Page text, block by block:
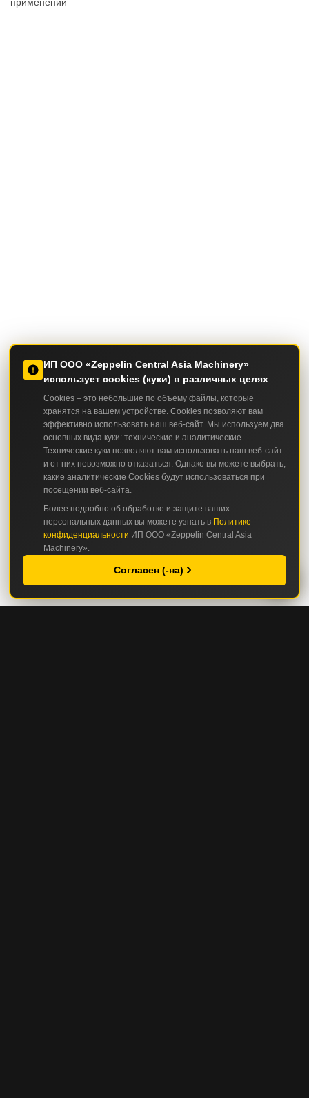
ИП ООО «Zeppelin Central Asia Machinery»
использует cookies (куки) в различных целях
Cookies – это небольшие по объему файлы, которые
хранятся на вашем устройстве. Cookies позволяют вам
эффективно использовать наш веб-сайт. Мы используем два
основных вида куки: технические и аналитические.
Технические куки позволяют вам использовать наш веб-сайт
и от них невозможно отказаться. Однако вы можете выбрать,
какие аналитические Cookies будут использоваться при
посещении веб-сайта.
Более подробно об обработке и защите ваших
персональных данных вы можете узнать в Политике
конфиденциальности ИП ООО «Zeppelin Central Asia
Machinery».
Согласен (-на)